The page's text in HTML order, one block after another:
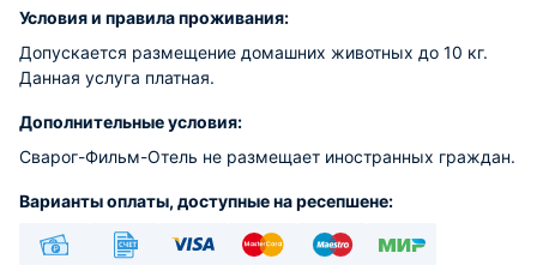
Условия и правила проживания:
Допускается размещение домашних животных до 10 кг.
Данная услуга платная.
Дополнительные условия:
Сварог-Фильм-Отель не размещает иностранных граждан.
Варианты оплаты, доступные на ресепшене: